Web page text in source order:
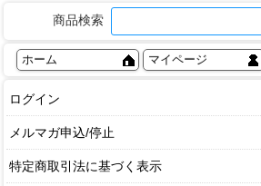
商品検索
ホーム マイページ
ログイン
メルマガ申込/停止
特定商取引法に基づく表示